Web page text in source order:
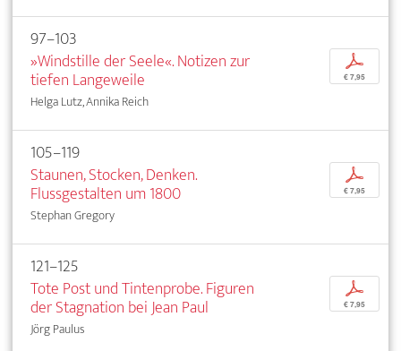
97–103
»Windstille der Seele«. Notizen zur
tiefen Langeweile
Helga Lutz, Annika Reich
p
€ 7,95
105–119
Staunen, Stocken, Denken.
Flussgestalten um 1800
Stephan Gregory
p
€ 7,95
121–125
Tote Post und Tintenprobe. Figuren
der Stagnation bei Jean Paul
Jörg Paulus
p
€ 7,95